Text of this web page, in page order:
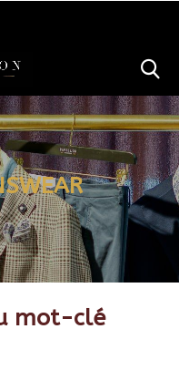
mot-clé